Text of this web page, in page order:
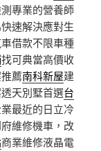
專業的營養師
速解決應對生
借款不限車種
找可典當高價收
薦南科新屋建
天別墅首選台
最近的日立冷
維修機車，改
商業維修液晶電